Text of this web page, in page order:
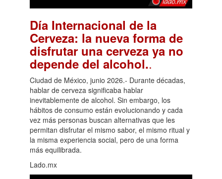
Día Internacional de la
Cerveza: la nueva forma de
disfrutar una cerveza ya no
depende del alcohol..
Ciudad de México, junio 2026.- Durante décadas,
hablar de cerveza significaba hablar
inevitablemente de alcohol. Sin embargo, los
hábitos de consumo están evolucionando y cada
vez más personas buscan alternativas que les
permitan disfrutar el mismo sabor, el mismo ritual y
la misma experiencia social, pero de una forma
más equilibrada.
Lado.mx